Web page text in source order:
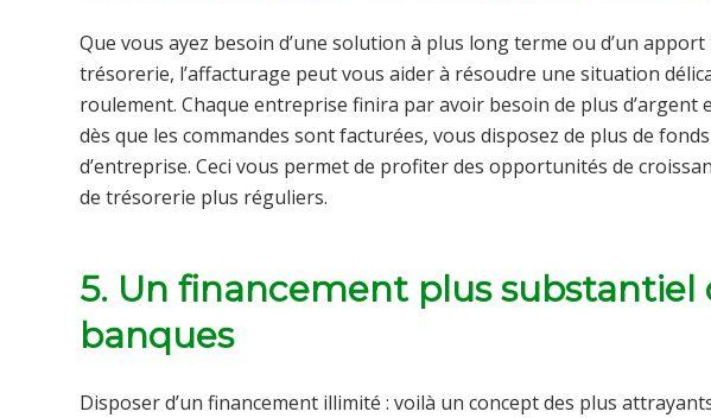
Que vous ayez besoin d’une solution à plus long terme ou d’un
trésorerie, l’affacturage peut vous aider à résoudre une situation
roulement. Chaque entreprise finira par avoir besoin de plus d’argent
dès que les commandes sont facturées, vous disposez de plus de
d’entreprise. Ceci vous permet de profiter des opportunités de
de trésorerie plus réguliers.
5. Un financement plus substantiel
banques
Disposer d’un financement illimité : voilà un concept des plus